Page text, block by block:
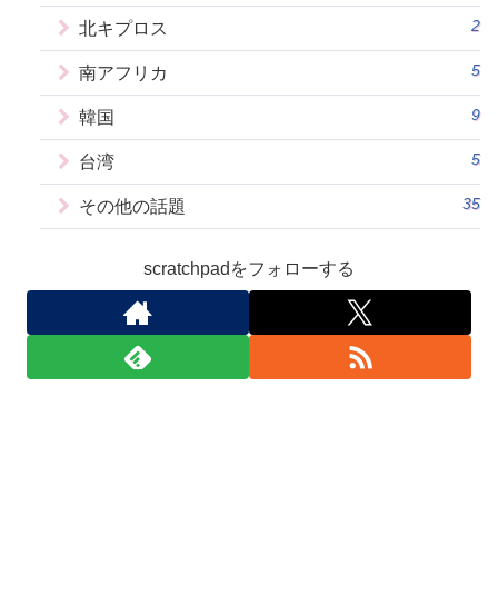
北キプロス 2
南アフリカ 5
韓国 9
台湾 5
その他の話題 35
scratchpadをフォローする